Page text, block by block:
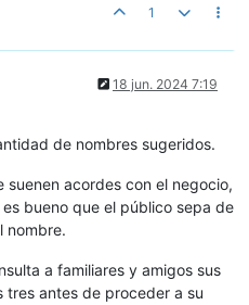
1
18 jun. 2024 7:19
de nombres sugeridos.
suenen acordes con el negocio,
bueno que el público sepa de
nombre.
a familiares y amigos sus
tres antes de proceder a su